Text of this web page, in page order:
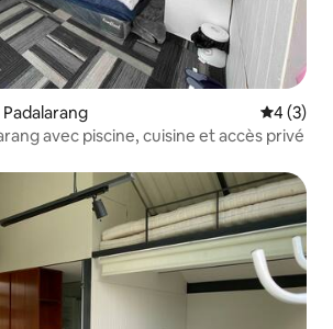
4 (3)
avec piscine, cuisine et accès privé